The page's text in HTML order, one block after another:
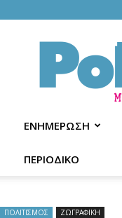
ΕΝΗΜΕΡΩΣΗ
ΠΕΡΙΟΔΙΚΟ
ΠΟΛΙΤΙΣΜΟΣ ΖΩΓΡΑΦΙΚΗ